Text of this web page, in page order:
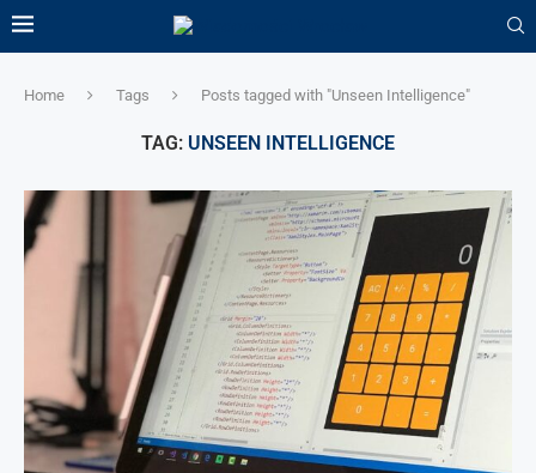
Home Tags Posts tagged with "Unseen Intelligence"
TAG: UNSEEN INTELLIGENCE